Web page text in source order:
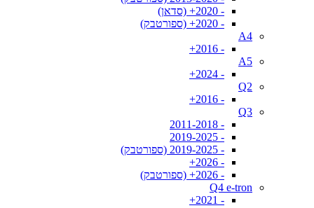
- 2020+ (סדאן)
- 2020+ (ספורטבק)
A4
- 2016+
A5
- 2024+
Q2
- 2016+
Q3
- 2011-2018
- 2019-2025
- 2019-2025 (ספורטבק)
- 2026+
- 2026+ (ספורטבק)
Q4 e-tron
- 2021+